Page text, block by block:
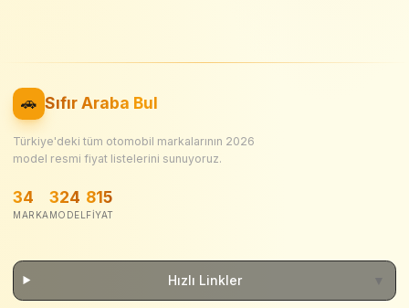
🚗 Sıfır Araba Bul
Türkiye'deki tüm otomobil markalarının 2026
model resmi fiyat listelerini sunuyoruz.
34
MARKA
324
MODEL
815
FIYAT
Hızlı Linkler